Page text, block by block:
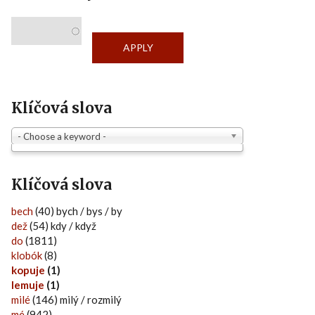
Klíčová slova
- Choose a keyword -
Klíčová slova
bech(40) bych / bys / by
dež(54) kdy / když
do (1811)
klobók(8)
kopuje (1)
lemuje (1)
milé(146) milý / rozmilý